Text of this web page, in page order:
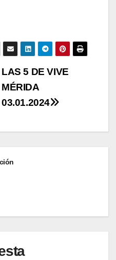
LAS 5 DE VIVE
MÉRIDA
03.01.2024